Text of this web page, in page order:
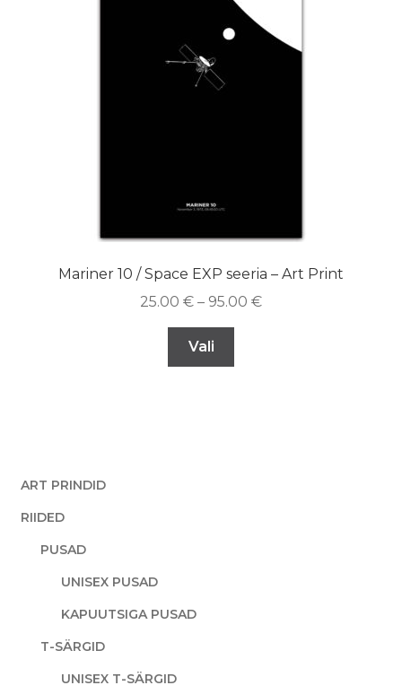
Mariner 10 / Space EXP seeria – Art Print
25.00 € – 95.00 €
Vali
ART PRINDID
RIIDED
PUSAD
UNISEX PUSAD
KAPUUTSIGA PUSAD
T-SÄRGID
UNISEX T-SÄRGID